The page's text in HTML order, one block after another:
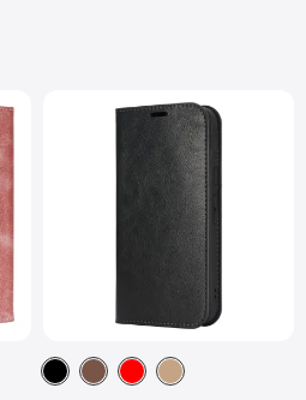
NoirMarronRougeMarron